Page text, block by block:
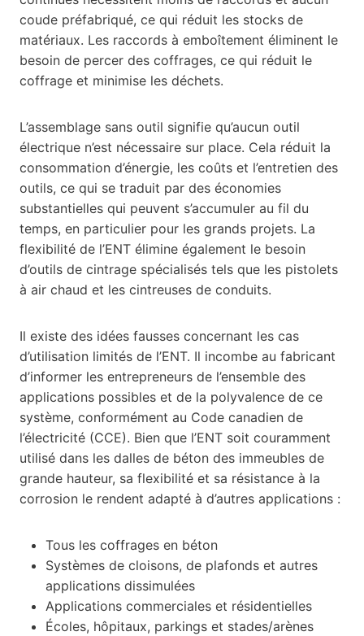
coude préfabriqué, ce qui réduit les stocks de
matériaux. Les raccords à emboîtement éliminent le
besoin de percer des coffrages, ce qui réduit le
coffrage et minimise les déchets.
L’assemblage sans outil signifie qu’aucun outil
électrique n’est nécessaire sur place. Cela réduit la
consommation d’énergie, les coûts et l’entretien des
outils, ce qui se traduit par des économies
substantielles qui peuvent s’accumuler au fil du
temps, en particulier pour les grands projets. La
flexibilité de l’ENT élimine également le besoin
d’outils de cintrage spécialisés tels que les pistolets
à air chaud et les cintreuses de conduits.
Il existe des idées fausses concernant les cas
d’utilisation limités de l’ENT. Il incombe au fabricant
d’informer les entrepreneurs de l’ensemble des
applications possibles et de la polyvalence de ce
système, conformément au Code canadien de
l’électricité (CCE). Bien que l’ENT soit couramment
utilisé dans les dalles de béton des immeubles de
grande hauteur, sa flexibilité et sa résistance à la
corrosion le rendent adapté à d’autres applications :
Tous les coffrages en béton
Systèmes de cloisons, de plafonds et autres
applications dissimulées
Applications commerciales et résidentielles
Écoles, hôpitaux, parkings et stades/arènes